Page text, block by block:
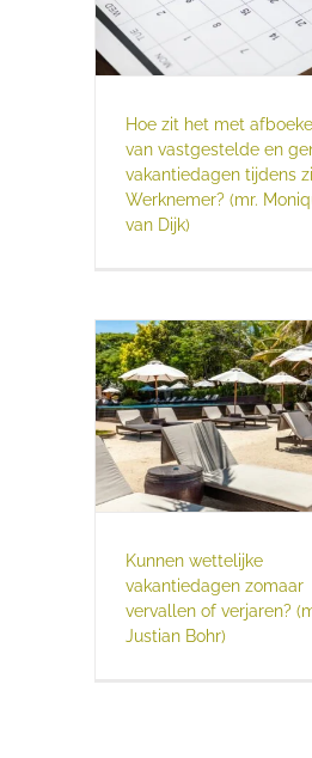
Hoe zit het met
van vastgestelde en
vakantiedagen tijdens
Werknemer? (mr.
van Dijk)
Kunnen wettelijke
vakantiedagen zomaar
vervallen of verjaren?
Justian Bohr)